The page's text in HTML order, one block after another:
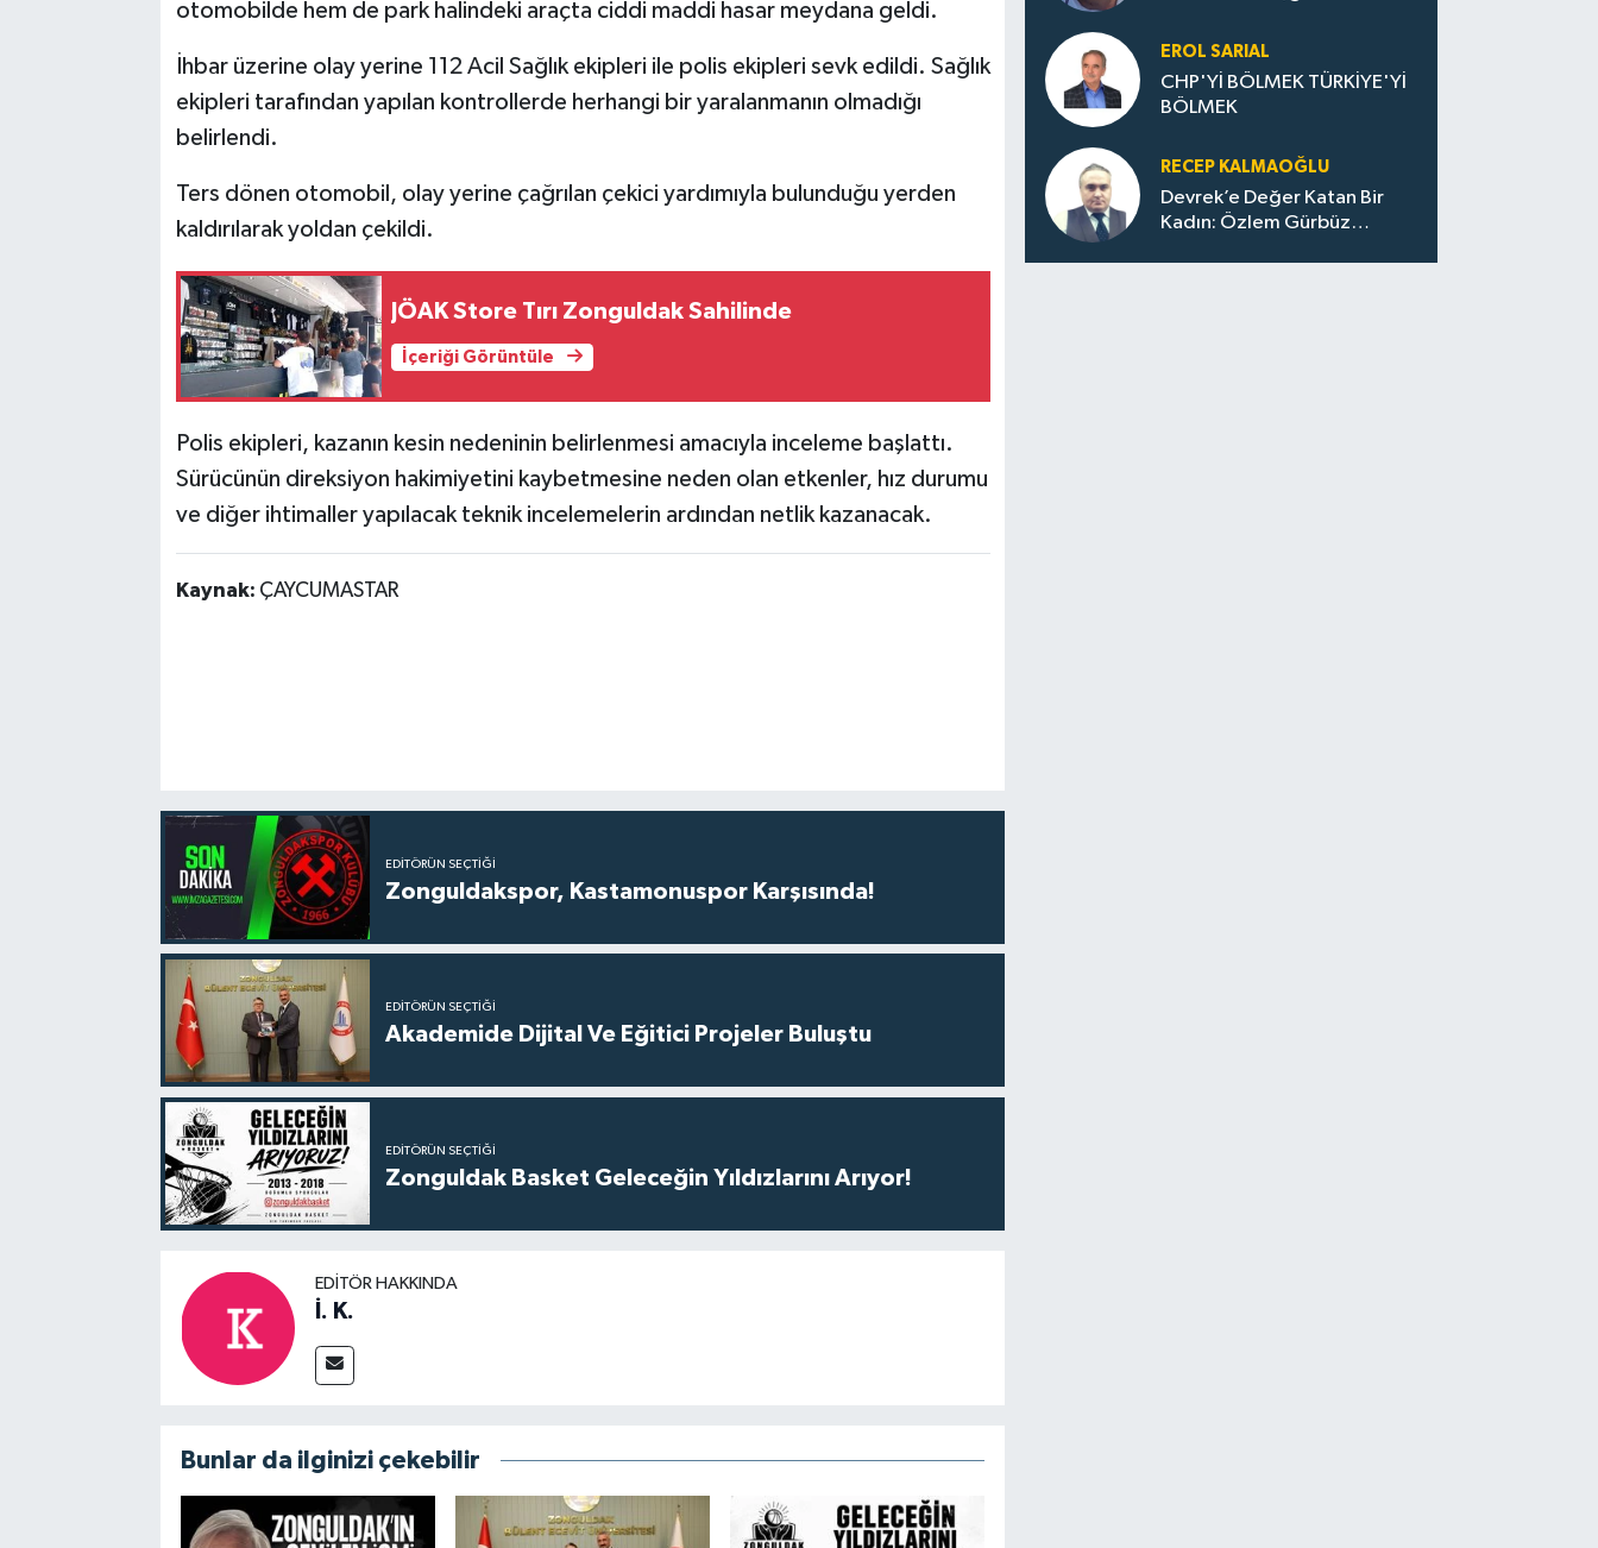
otomobilde hem de park halindeki araçta ciddi maddi hasar meydana geldi.
İhbar üzerine olay yerine 112 Acil Sağlık ekipleri ile polis ekipleri sevk edildi. Sağlık
ekipleri tarafından yapılan kontrollerde herhangi bir yaralanmanın olmadığı
belirlendi.
Ters dönen otomobil, olay yerine çağrılan çekici yardımıyla bulunduğu yerden
kaldırılarak yoldan çekildi.
JÖAK Store Tırı Zonguldak Sahilinde
İçeriği Görüntüle
Polis ekipleri, kazanın kesin nedeninin belirlenmesi amacıyla inceleme başlattı.
Sürücünün direksiyon hakimiyetini kaybetmesine neden olan etkenler, hız durumu
ve diğer ihtimaller yapılacak teknik incelemelerin ardından netlik kazanacak.
Kaynak: ÇAYCUMASTAR
EDITÖRÜN SEÇTIĞI
Zonguldakspor, Kastamonuspor Karşısında!
EDITÖRÜN SEÇTIĞI
Akademide Dijital Ve Eğitici Projeler Buluştu
EDITÖRÜN SEÇTIĞI
Zonguldak Basket Geleceğin Yıldızlarını Arıyor!
EDITÖR HAKKINDA
İ. K.
Bunlar da ilginizi çekebilir
Evler Çöp Dolu
EROL SARIAL
CHP'Yİ BÖLMEK TÜRKİYE'Yİ
BÖLMEK
RECEP KALMAOĞLU
Devrek’e Değer Katan Bir
Kadın: Özlem Gürbüz